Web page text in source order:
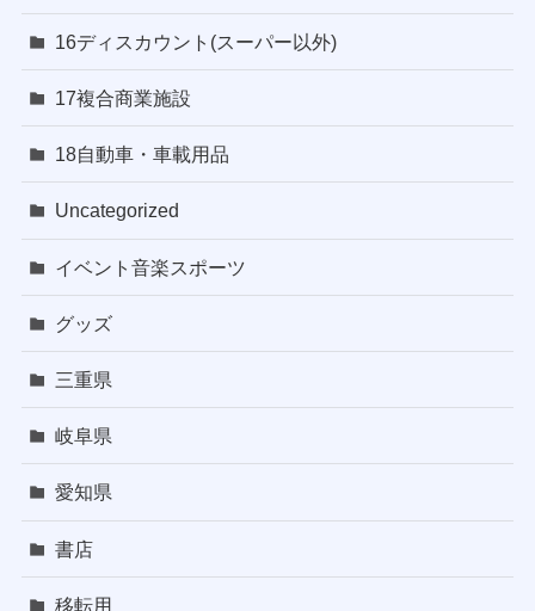
16ディスカウント(スーパー以外)
17複合商業施設
18自動車・車載用品
Uncategorized
イベント音楽スポーツ
グッズ
三重県
岐阜県
愛知県
書店
移転用